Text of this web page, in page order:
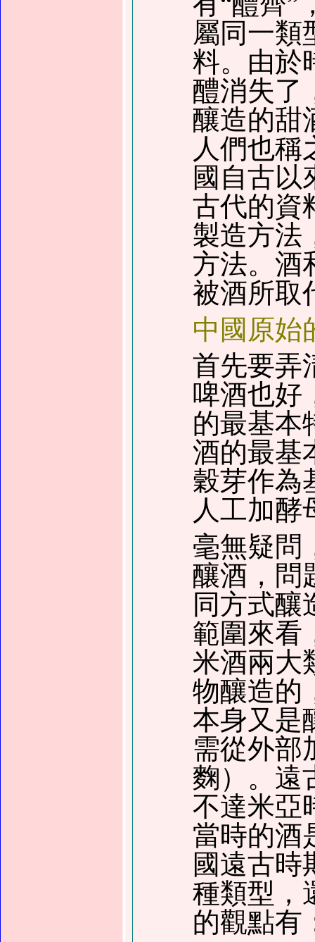
屬同一類
料。 由於
醴消失了
釀造的甜
人們也稱
國自古以
古代的資
製造方法
方法。酒
被酒所取
中國原始
首先要弄
啤酒也好
的最基本
酒的最基
穀芽作為
人工加酵
毫無疑問
釀酒，問
同方式釀
範圍來看
米酒兩大
物釀造的
本身又是
需從外部
麴）。遠
不達米亞
當時的酒
國遠古時
種類型，
的觀點有